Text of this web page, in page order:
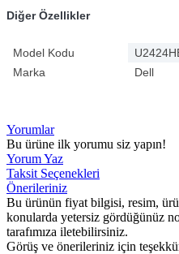
Diğer Özellikler
Model Kodu
Marka
Dell
Yorumlar
Bu ürüne ilk yorumu siz yapın!
Yorum Yaz
Taksit Seçenekleri
Önerileriniz
Bu ürünün fiyat bilgisi, resim,
konularda yetersiz gördüğünüz
tarafımıza iletebilirsiniz.
Görüş ve önerileriniz için